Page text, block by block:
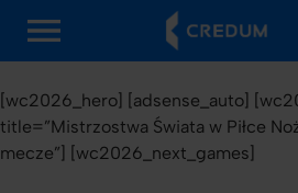
[wc2026_hero] [adsense_auto]
title=”Mistrzostwa Świata w Piłce
mecze”] [wc2026_next_games]